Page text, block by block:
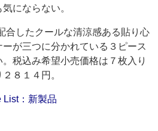
にならない。
合したクールな清涼感ある貼り心
が三つに分かれている３ピース
税込み希望小売価格は７枚入り
８１４円。
List：新製品